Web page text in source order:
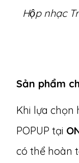
Hộp nhạc
Sản phẩm
Khi lựa chọn
POPUP tại
có thể hoàn